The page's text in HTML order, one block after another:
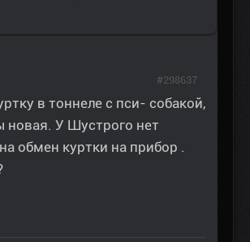
в тоннеле с пси- собакой,
новая. У Шустрого нет
обмен куртки на прибор .
#298637